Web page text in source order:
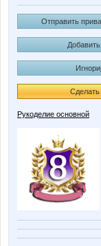
Отправить
Сделать
Рукоделие основной